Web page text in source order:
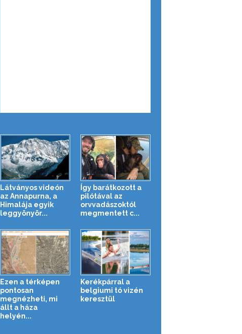
Látványos videón
az Annapurna, a
Himalája egyik
leggyönyör...
Így barátkozott a
pilótával az
orvvadászoktól
megmentett c...
Ezen a térképen
pontosan
megnézheti, mi
állt a háza
helyén...
Kerékpárral a
belgiumi tó vizén
keresztül